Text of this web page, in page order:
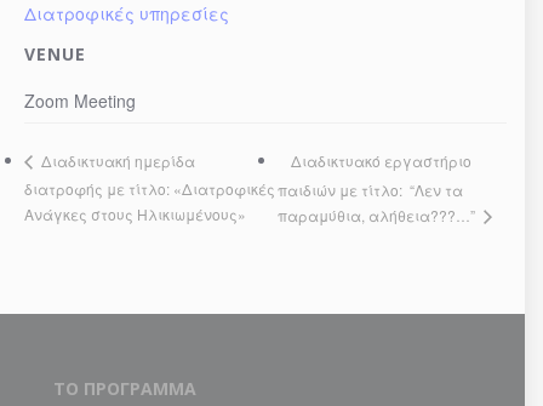
Διατροφικές υπηρεσίες
VENUE
Zoom Meeting
Διαδικτυακή ημερίδα
διατροφής με τίτλο: «Διατροφικές
Ανάγκες στους Ηλικιωμένους»
Διαδικτυακό εργαστήριο
παιδιών με τίτλο: “Λεν τα
παραμύθια, αλήθεια???…”
ΤΟ ΠΡΟΓΡΑΜΜΑ